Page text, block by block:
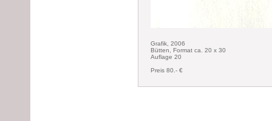
Grafik, 2006
Bütten, Format ca. 20 x 30
Auflage 20
Preis 80.- €